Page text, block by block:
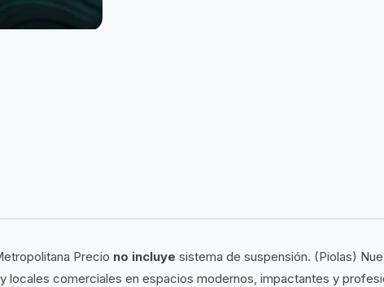
Precio no incluye sistema de suspensión. (Piolas)
locales comerciales en espacios modernos, impactantes y